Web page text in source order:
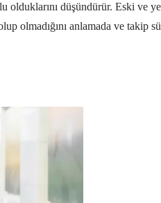
olduklarını düşündürür. Eski ve
olmadığını anlamada ve takip